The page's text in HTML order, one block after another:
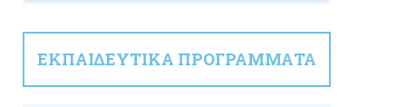
ΕΚΠΑΙΔΕΥΤΙΚΑ ΠΡΟΓΡΑΜΜΑΤΑ